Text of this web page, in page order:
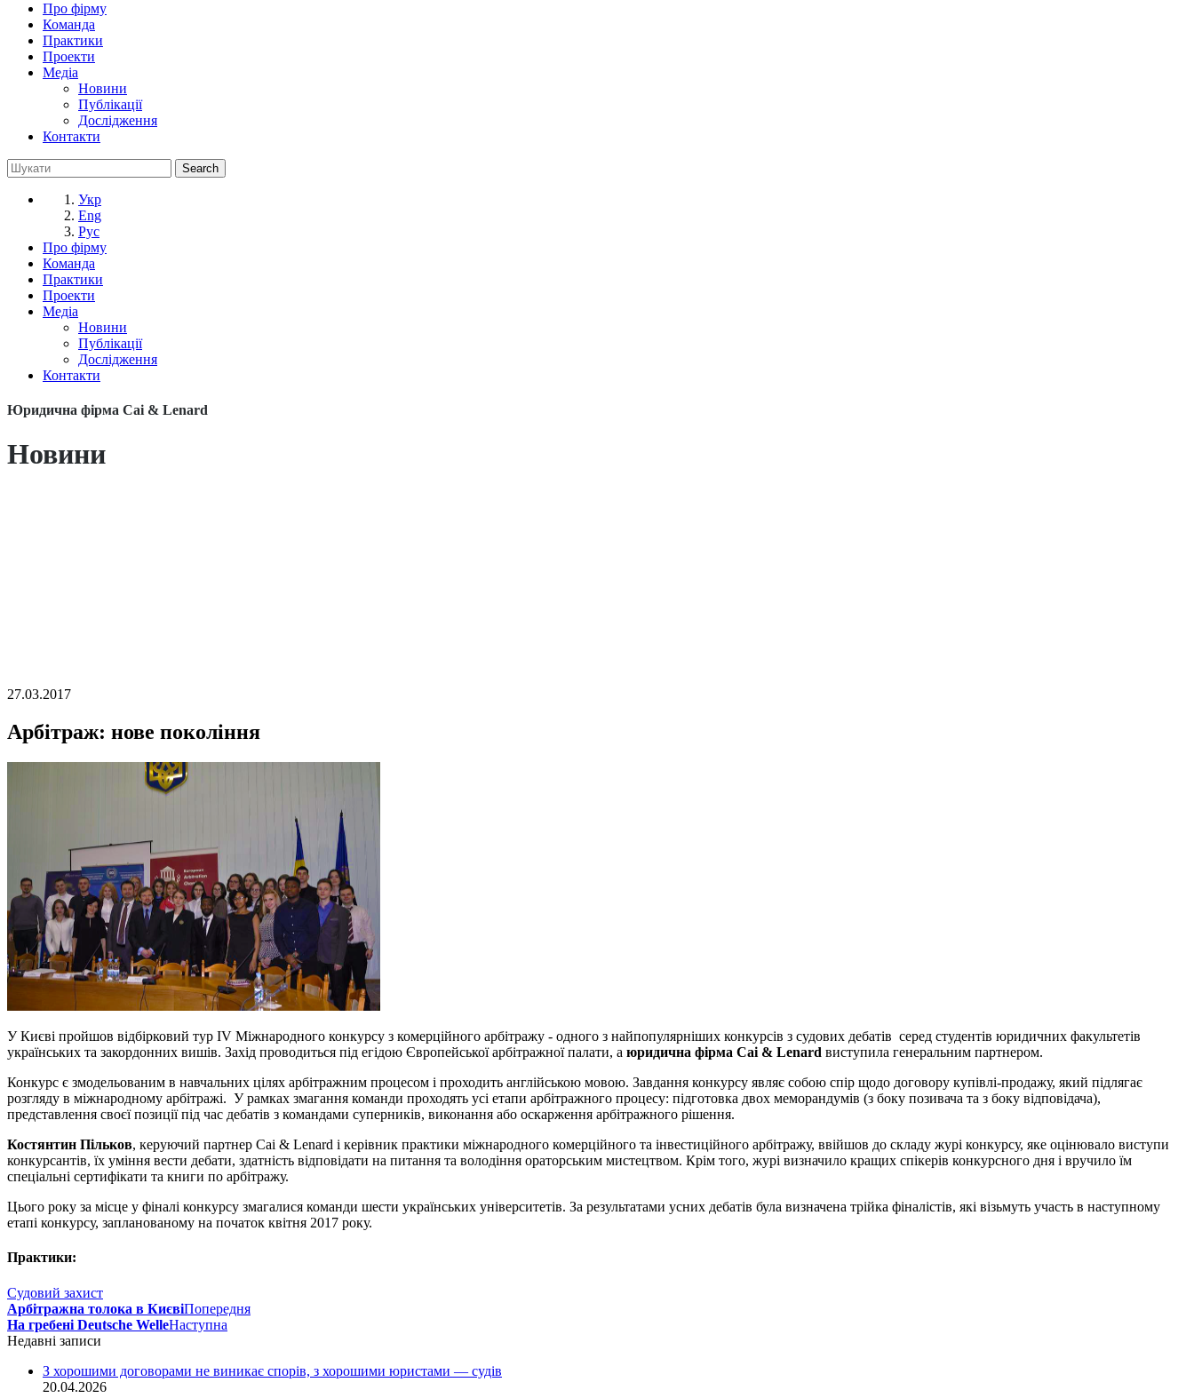
Про фірму
Команда
Практики
Проекти
Медіа
Новини
Публікації
Дослідження
Контакти
Укр
Eng
Рус
Про фірму
Команда
Практики
Проекти
Медіа
Новини
Публікації
Дослідження
Контакти
Юридична фірма Cai & Lenard
Новини
27.03.2017
Арбітраж: нове покоління
У Києві пройшов відбірковий тур IV Міжнародного конкурсу з комерційного арбітражу - одного з найпопулярніших конкурсів з судових дебатів серед студентів юридичних факультетів
українських та закордонних вишів. Захід проводиться під егідою Європейської арбітражної палати, а юридична фірма Cai & Lenard виступила генеральним партнером.
Конкурс є змодельованим в навчальних цілях арбітражним процесом і проходить англійською мовою. Завдання конкурсу являє собою спір щодо договору купівлі-продажу, який підлягає
розгляду в міжнародному арбітражі. У рамках змагання команди проходять усі етапи арбітражного процесу: підготовка двох меморандумів (з боку позивача та з боку відповідача),
представлення своєї позиції під час дебатів з командами суперників, виконання або оскарження арбітражного рішення.
Костянтин Пільков, керуючий партнер Cai & Lenard і керівник практики міжнародного комерційного та інвестиційного арбітражу, ввійшов до складу журі конкурсу, яке оцінювало виступи
конкурсантів, їх уміння вести дебати, здатність відповідати на питання та володіння ораторським мистецтвом. Крім того, журі визначило кращих спікерів конкурсного дня і вручило їм
спеціальні сертифікати та книги по арбітражу.
Цього року за місце у фіналі конкурсу змагалися команди шести українських університетів. За результатами усних дебатів була визначена трійка фіналістів, які візьмуть участь в наступному
етапі конкурсу, запланованому на початок квітня 2017 року.
Практики:
Судовий захист
Арбітражна толока в КиєвіПопередня
На гребені Deutsche WelleНаступна
Недавні записи
З хорошими договорами не виникає спорів, з хорошими юристами — судів
20.04.2026